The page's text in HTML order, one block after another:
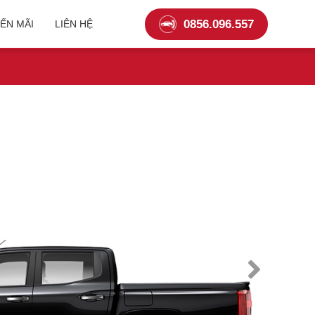
MÃI LIÊN HỆ 0856.096.557